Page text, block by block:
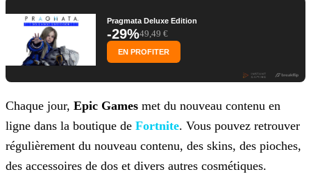
Pragmata Deluxe Edition
-29%49,49 €
EN PROFITER
Chaque jour, Epic Games met du nouveau contenu en
ligne dans la boutique de Fortnite. Vous pouvez retrouver
régulièrement du nouveau contenu, des skins, des pioches,
des accessoires de dos et divers autres cosmétiques.